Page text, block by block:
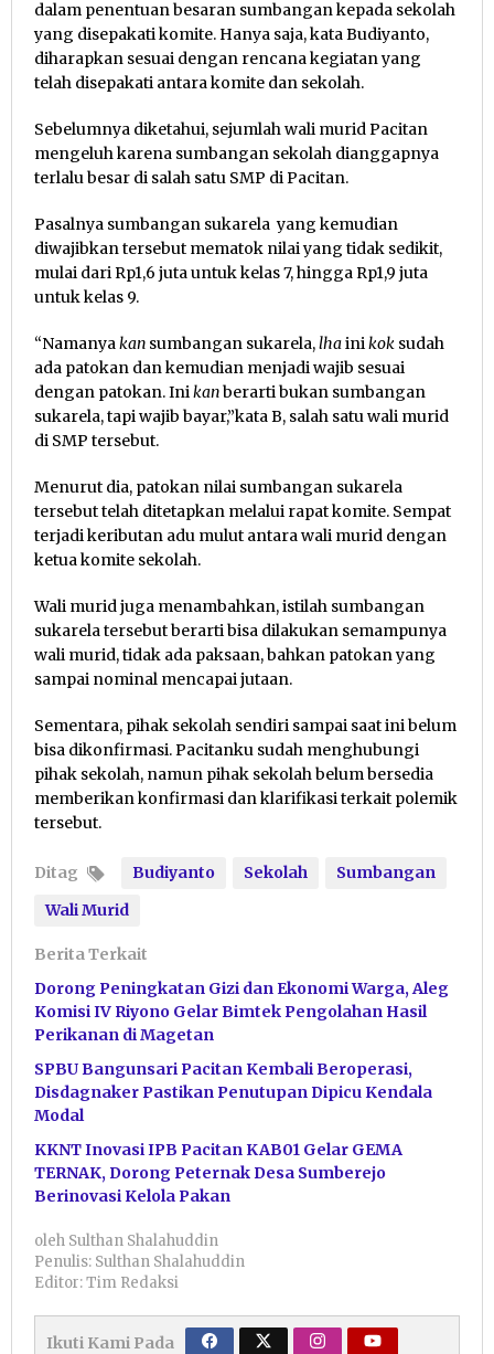
dalam penentuan besaran sumbangan kepada sekolah
yang disepakati komite. Hanya saja, kata Budiyanto,
diharapkan sesuai dengan rencana kegiatan yang
telah disepakati antara komite dan sekolah.
Sebelumnya diketahui, sejumlah wali murid Pacitan
mengeluh karena sumbangan sekolah dianggapnya
terlalu besar di salah satu SMP di Pacitan.
Pasalnya sumbangan sukarela yang kemudian
diwajibkan tersebut mematok nilai yang tidak sedikit,
mulai dari Rp1,6 juta untuk kelas 7, hingga Rp1,9 juta
untuk kelas 9.
“Namanyakan sumbangan sukarela,lhainikok sudah
ada patokan dan kemudian menjadi wajib sesuai
dengan patokan. Inikanberarti bukan sumbangan
sukarela, tapi wajib bayar,”kata B, salah satu wali murid
di SMP tersebut.
Menurut dia, patokan nilai sumbangan sukarela
tersebut telah ditetapkan melalui rapat komite. Sempat
terjadi keributan adu mulut antara wali murid dengan
ketua komite sekolah.
Wali murid juga menambahkan, istilah sumbangan
sukarela tersebut berarti bisa dilakukan semampunya
wali murid, tidak ada paksaan, bahkan patokan yang
sampai nominal mencapai jutaan.
Sementara, pihak sekolah sendiri sampai saat ini belum
bisa dikonfirmasi. Pacitanku sudah menghubungi
pihak sekolah, namun pihak sekolah belum bersedia
memberikan konfirmasi dan klarifikasi terkait polemik
tersebut.
Ditag Budiyanto Sekolah
Sumbangan
Wali Murid
Berita Terkait
Dorong Peningkatan Gizi dan Ekonomi Warga, Aleg
Komisi IV Riyono Gelar Bimtek Pengolahan Hasil
Perikanan di Magetan
SPBU Bangunsari Pacitan Kembali Beroperasi,
Disdagnaker Pastikan Penutupan Dipicu Kendala
Modal
KKNT Inovasi IPB Pacitan KAB01 Gelar GEMA
TERNAK, Dorong Peternak Desa Sumberejo
Berinovasi Kelola Pakan
oleh Sulthan Shalahuddin
Penulis: Sulthan Shalahuddin
Editor: Tim Redaksi
Ikuti Kami Pada